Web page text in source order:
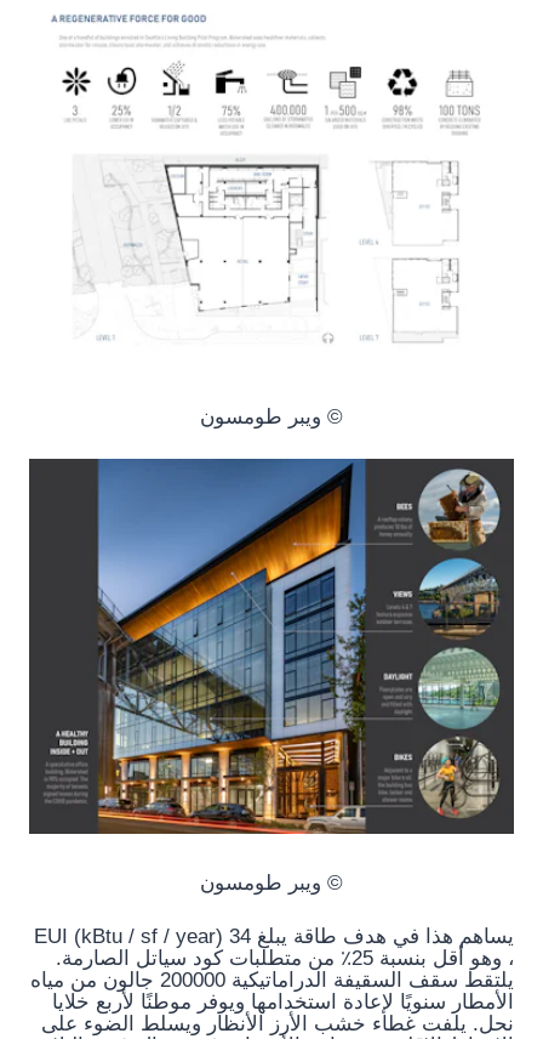
© ويبر طومسون
© ويبر طومسون
يساهم هذا في هدف طاقة يبلغ 34 EUI (kBtu / sf / year)
، وهو أقل بنسبة 25٪ من متطلبات كود سياتل الصارمة.
يلتقط سقف السقيفة الدراماتيكية 200000 جالون من مياه
الأمطار سنويًا لإعادة استخدامها ويوفر موطنًا لأربع خلايا
نحل. يلفت غطاء خشب الأرز الأنظار ويسلط الضوء على